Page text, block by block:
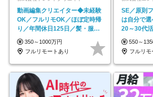
動画編集クリエイター◆未経験
OK／フルリモOK／ほぼ定時帰
り／年間休日125日／髪・服・
ネイル自由／副業OK
350～1000万円
フルリモートあり
SE／原則
は自分で
20～30代
550～
フルリモ